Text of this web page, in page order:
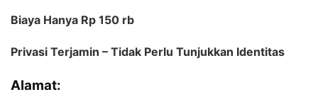
Biaya Hanya Rp 150 rb
Privasi Terjamin – Tidak Perlu Tunjukkan Identitas
Alamat: